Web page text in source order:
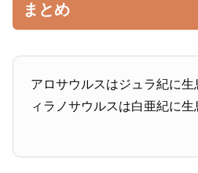
まとめ
アロサウルスはジュラ紀に
ィラノサウルスは白亜紀に生